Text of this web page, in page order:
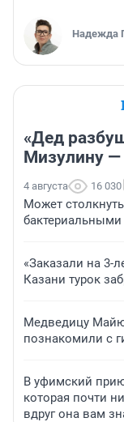
Надежда
«Дед
Мизулину —
4 августа 16 030
Может
«Заказали на 3-
Казани турок
Медведицу
познакомили с
В уфимский
которая почти
вдруг она вам